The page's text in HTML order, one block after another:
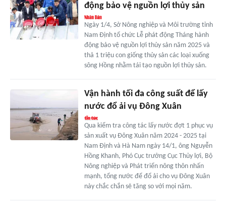
động bảo vệ nguồn lợi thủy sản
Ngày 1/4, Sở Nông nghiệp và Môi trường tỉnh
Nam Định tổ chức Lễ phát động Tháng hành
động bảo vệ nguồn lợi thủy sản năm 2025 và
thả 1 triệu con giống thủy sản các loại xuống
sông Hồng nhằm tái tạo nguồn lợi thủy sản.
Vận hành tối đa công suất để lấy
nước đổ ải vụ Đông Xuân
Qua kiểm tra công tác lấy nước đợt 1 phục vụ
sản xuất vụ Đông Xuân năm 2024 - 2025 tại
Nam Định và Hà Nam ngày 14/1, ông Nguyễn
Hồng Khanh, Phó Cục trưởng Cục Thủy lợi, Bộ
Nông nghiệp và Phát triển nông thôn nhấn
mạnh, tổng nước để đổ ải cho vụ Đông Xuân
này chắc chắn sẽ tăng so với mọi năm.